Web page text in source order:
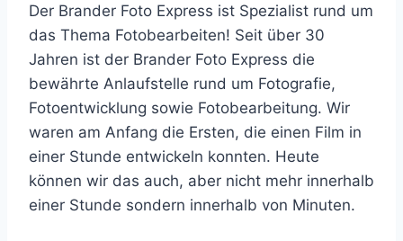
Der Brander Foto Express ist Spezialist rund um
das Thema Fotobearbeiten! Seit über 30
Jahren ist der Brander Foto Express die
bewährte Anlaufstelle rund um Fotografie,
Fotoentwicklung sowie Fotobearbeitung. Wir
waren am Anfang die Ersten, die einen Film in
einer Stunde entwickeln konnten. Heute
können wir das auch, aber nicht mehr innerhalb
einer Stunde sondern innerhalb von Minuten.